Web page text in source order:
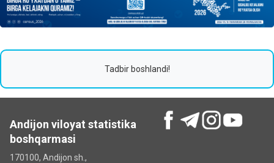
Tadbir boshlandi!
Andijon viloyat statistika
boshqarmasi
170100, Andijon sh.,